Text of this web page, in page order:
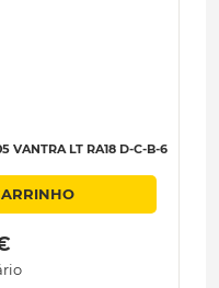
VANTRA LT RA18 D-C-B-6